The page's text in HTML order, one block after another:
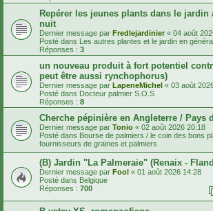
Repérer les jeunes plants dans le jardin
nuit
Dernier message par Fredlejardinier « 04 août
Posté dans Les autres plantes et le jardin en
Réponses : 3
un nouveau produit à fort potentiel
peut être aussi rynchophorus)
Dernier message par LapeneMichel « 03 août
Posté dans Docteur palmier S.O.S
Réponses : 8
Cherche pépinière en Angleterre / Pays
Dernier message par Tonio « 02 août 2026 20:18
Posté dans Bourse de palmiers / le coin des bons
fournisseurs de graines et palmiers
(B) Jardin "La Palmeraie" (Renaix -
Dernier message par Fool « 01 août 2026 14:28
Posté dans Belgique
Réponses : 700